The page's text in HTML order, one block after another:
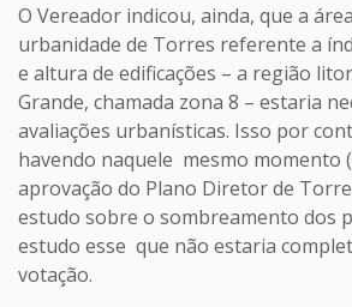
O Vereador indicou, ainda, que a
urbanidade de Torres referente a
e altura de edificações – a região
Grande, chamada zona 8 – estaria
avaliações urbanísticas. Isso por
havendo naquele mesmo momento
aprovação do Plano Diretor de
estudo sobre o sombreamento dos
estudo esse que não estaria
votação.